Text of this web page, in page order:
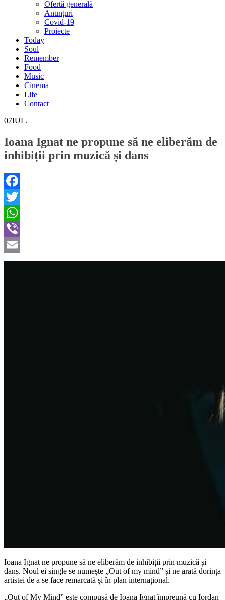
Ofertă generală
Anunțuri
Covid-19
Proiecte
Today
Soul
Remember
Food
Music
Cinema
Life
Contact
07IUL.
Ioana Ignat ne propune să ne eliberăm de
inhibiții prin muzică și dans
Facebook
Twitter
WhatsApp
Viber
Email
Ioana Ignat ne propune să ne eliberăm de inhibiții prin muzică și
dans. Noul ei single se numește „Out of my mind” și ne arată dorința
artistei de a se face remarcată și în plan internațional.
„Out of My Mind” este compusă de Ioana Ignat împreună cu Iordan